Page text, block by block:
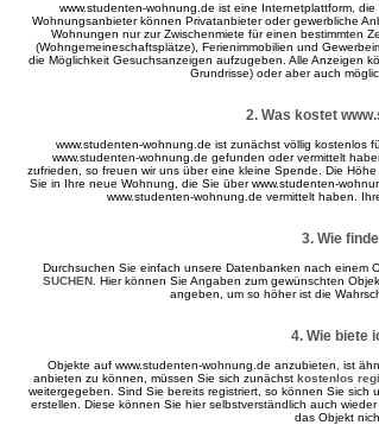
www.studenten-wohnung.de ist eine Internetplattform,
Wohnungsanbieter können Privatanbieter oder gewerbliche
Wohnungen nur zur Zwischenmiete für einen bestimmten
(Wohngemeineschaftsplätze), Ferienimmobilien und
die Möglichkeit Gesuchsanzeigen aufzugeben. Alle Anzeigen
Grundrisse) oder aber auch
2. Was kostet
www.studenten-wohnung.de ist zunächst völlig kostenlos
www.studenten-wohnung.de gefunden oder vermittelt
zufrieden, so freuen wir uns über eine kleine Spende. Die
Sie in Ihre neue Wohnung, die Sie über www.studenten-
www.studenten-wohnung.de vermittelt haben.
3. Wie
Durchsuchen Sie einfach unsere Datenbanken nach einem
SUCHEN. Hier können Sie Angaben zum gewünschten
angeben, um so höher ist die
4. Wie biete
Objekte auf www.studenten-wohnung.de anzubieten, ist
anbieten zu können, müssen Sie sich zunächst kostenlos
weitergegeben. Sind Sie bereits registriert, so können Sie sich
erstellen. Diese können Sie hier selbstverständlich auch
das Objekt